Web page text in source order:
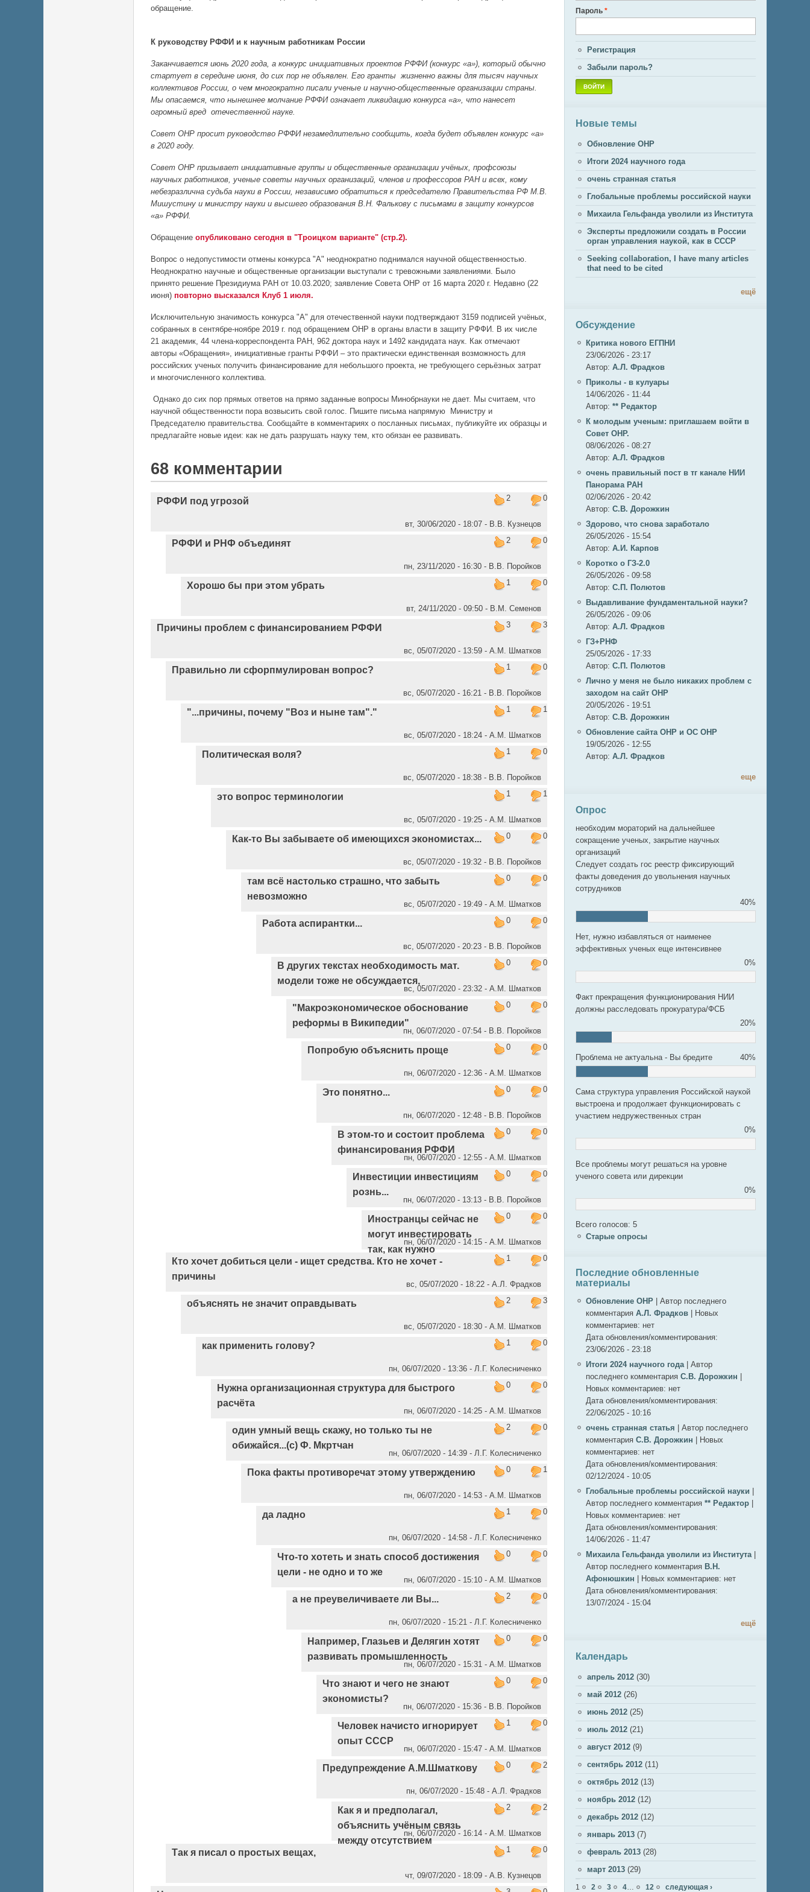
обращение.
К руководству РФФИ и к научным работникам России
Заканчивается июнь 2020 года, а конкурс инициативных проектов РФФИ (конкурс «а»), который обычно
стартует в середине июня, до сих пор не объявлен. Его гранты жизненно важны для тысяч научных
коллективов России, о чем многократно писали ученые и научно-общественные организации страны.
Мы опасаемся, что нынешнее молчание РФФИ означает ликвидацию конкурса «а», что нанесет
огромный вред отечественной науке.
Совет ОНР просит руководство РФФИ незамедлительно сообщить, когда будет объявлен конкурс «а»
в 2020 году.
Совет ОНР призывает инициативные группы и общественные организации учёных, профсоюзы
научных работников, ученые советы научных организаций, членов и профессоров РАН и всех, кому
небезразлична судьба науки в России, независимо обратиться к председателю Правительства РФ М.В.
Мишустину и министру науки и высшего образования В.Н. Фалькову с письмами в защиту конкурсов
«а» РФФИ.
Обращение опубликовано сегодня в "Троицком варианте" (стр.2).
Вопрос о недопустимости отмены конкурса "А" неоднократно поднимался научной общественностью.
Неоднократно научные и общественные организации выступали с тревожными заявлениями. Было
принято решение Президиума РАН от 10.03.2020; заявление Совета ОНР от 16 марта 2020 г. Недавно (22
июня) повторно высказался Клуб 1 июля.
Исключительную значимость конкурса "А" для отечественной науки подтверждают 3159 подписей учёных,
собранных в сентябре-ноябре 2019 г. под обращением ОНР в органы власти в защиту РФФИ. В их числе
21 академик, 44 члена-корреспондента РАН, 962 доктора наук и 1492 кандидата наук. Как отмечают
авторы «Обращения», инициативные гранты РФФИ – это практически единственная возможность для
российских ученых получить финансирование для небольшого проекта, не требующего серьёзных затрат
и многочисленного коллектива.
Однако до сих пор прямых ответов на прямо заданные вопросы Минобрнауки не дает. Мы считаем, что
научной общественности пора возвысить свой голос. Пишите письма напрямую Министру и
Председателю правительства. Сообщайте в комментариях о посланных письмах, публикуйте их образцы и
предлагайте новые идеи: как не дать разрушать науку тем, кто обязан ее развивать.
68 комментарии
2 0
РФФИ под угрозой
вт, 30/06/2020 - 18:07 - В.В. Кузнецов
2
0
РФФИ и РНФ объединят
пн, 23/11/2020 - 16:30 - В.В. Поройков
1
0
Хорошо бы при этом убрать
вт, 24/11/2020 - 09:50 - В.М. Семенов
3
3
Причины проблем с финансированием РФФИ
вс, 05/07/2020 - 13:59 - А.М. Шматков
1
0
Правильно ли сфорпмулирован вопрос?
вс, 05/07/2020 - 16:21 - В.В. Поройков
1
1
"...причины, почему "Воз и ныне там"."
вс, 05/07/2020 - 18:24 - А.М. Шматков
1
0
Политическая воля?
вс, 05/07/2020 - 18:38 - В.В. Поройков
1
1
это вопрос терминологии
вс, 05/07/2020 - 19:25 - А.М. Шматков
0
0
Как-то Вы забываете об имеющихся экономистах...
вс, 05/07/2020 - 19:32 - В.В. Поройков
0
0
там всё настолько страшно, что забыть
невозможно
вс, 05/07/2020 - 19:49 - А.М. Шматков
0
0
Работа аспирантки...
вс, 05/07/2020 - 20:23 - В.В. Поройков
0
0
В других текстах необходимость мат.
модели тоже не обсуждается,
вс, 05/07/2020 - 23:32 - А.М. Шматков
0
0
"Макроэкономическое обоснование
реформы в Википедии"
пн, 06/07/2020 - 07:54 - В.В. Поройков
0
0
Попробую объяснить проще
пн, 06/07/2020 - 12:36 - А.М. Шматков
0
0
Это понятно...
пн, 06/07/2020 - 12:48 - В.В. Поройков
0
0
В этом-то и состоит проблема
финансирования РФФИ
пн, 06/07/2020 - 12:55 - А.М. Шматков
0
0
Инвестиции инвестициям
рознь...
пн, 06/07/2020 - 13:13 - В.В. Поройков
0
0
Иностранцы сейчас не
могут инвестировать
так, как нужно
пн, 06/07/2020 - 14:15 - А.М. Шматков
1
0
Кто хочет добиться цели - ищет средства. Кто не хочет -
причины
вс, 05/07/2020 - 18:22 - А.Л. Фрадков
2
3
объяснять не значит оправдывать
вс, 05/07/2020 - 18:30 - А.М. Шматков
1
0
как применить голову?
пн, 06/07/2020 - 13:36 - Л.Г. Колесниченко
0
0
Нужна организационная структура для быстрого
расчёта
пн, 06/07/2020 - 14:25 - А.М. Шматков
2
0
один умный вещь скажу, но только ты не
обижайся...(с) Ф. Мкртчан
пн, 06/07/2020 - 14:39 - Л.Г. Колесниченко
0
1
Пока факты противоречат этому утверждению
пн, 06/07/2020 - 14:53 - А.М. Шматков
1
0
да ладно
пн, 06/07/2020 - 14:58 - Л.Г. Колесниченко
0
0
Что-то хотеть и знать способ достижения
цели - не одно и то же
пн, 06/07/2020 - 15:10 - А.М. Шматков
2
0
а не преувеличиваете ли Вы...
пн, 06/07/2020 - 15:21 - Л.Г. Колесниченко
0
0
Например, Глазьев и Делягин хотят
развивать промышленность
пн, 06/07/2020 - 15:31 - А.М. Шматков
0
0
Что знают и чего не знают
экономисты?
пн, 06/07/2020 - 15:36 - В.В. Поройков
1
0
Человек начисто игнорирует
опыт СССР
пн, 06/07/2020 - 15:47 - А.М. Шматков
0
2
Предупреждение А.М.Шматкову
пн, 06/07/2020 - 15:48 - А.Л. Фрадков
2
2
Как я и предполагал,
объяснить учёным связь
между отсутствием
пн, 06/07/2020 - 16:14 - А.М. Шматков
1
0
Так я писал о простых вещах,
чт, 09/07/2020 - 18:09 - А.В. Кузнецов
Пароль *
Регистрация
Забыли пароль?
Новые темы
Обновление ОНР
Итоги 2024 научного года
очень странная статья
Глобальные проблемы российской науки
Михаила Гельфанда уволили из Института
Эксперты предложили создать в России
орган управления наукой, как в СССР
Seeking collaboration, I have many articles
that need to be cited
ещё
Обсуждение
Критика нового ЕГПНИ
23/06/2026 - 23:17
Автор: А.Л. Фрадков
Приколы - в кулуары
14/06/2026 - 11:44
Автор: ** Редактор
К молодым ученым: приглашаем войти в
Совет ОНР.
08/06/2026 - 08:27
Автор: А.Л. Фрадков
очень правильный пост в тг канале НИИ
Панорама РАН
02/06/2026 - 20:42
Автор: С.В. Дорожкин
Здорово, что снова заработало
26/05/2026 - 15:54
Автор: А.И. Карпов
Коротко о ГЗ-2.0
26/05/2026 - 09:58
Автор: C.П. Полютов
Выдавливание фундаментальной науки?
26/05/2026 - 09:06
Автор: А.Л. Фрадков
ГЗ+РНФ
25/05/2026 - 17:33
Автор: C.П. Полютов
Лично у меня не было никаких проблем с
заходом на сайт ОНР
20/05/2026 - 19:51
Автор: С.В. Дорожкин
Обновление сайта ОНР и ОС ОНР
19/05/2026 - 12:55
Автор: А.Л. Фрадков
еще
Опрос
необходим мораторий на дальнейшее
сокращение ученых, закрытие научных
организаций
Следует создать гос реестр фиксирующий
факты доведения до увольнения научных
сотрудников
40%
Нет, нужно избавляться от наименее
эффективных ученых еще интенсивнее
0%
Факт прекращения функционирования НИИ
должны расследовать прокуратура/ФСБ
20%
Проблема не актуальна - Вы бредите 40%
Сама структура управления Российской наукой
выстроена и продолжает функционировать с
участием недружественных стран
0%
Все проблемы могут решаться на уровне
ученого совета или дирекции
0%
Всего голосов: 5
Старые опросы
Последние обновленные
материалы
Обновление ОНР
Автор последнего
комментария А.Л. Фрадков
Новых
комментариев: нет
Дата обновления/комментирования:
23/06/2026 - 23:18
Итоги 2024 научного года
Автор
последнего комментария С.В. Дорожкин
Новых комментариев: нет
Дата обновления/комментирования:
22/06/2025 - 10:16
очень странная статья
Автор последнего
комментария С.В. Дорожкин
Новых
комментариев: нет
Дата обновления/комментирования:
02/12/2024 - 10:05
Глобальные проблемы российской науки
Автор последнего комментария ** Редактор
Новых комментариев: нет
Дата обновления/комментирования:
14/06/2026 - 11:47
Михаила Гельфанда уволили из Института
Автор последнего комментария В.Н.
Афонюшкин
Новых комментариев: нет
Дата обновления/комментирования:
13/07/2024 - 15:04
ещё
Календарь
апрель 2012 (30)
май 2012 (26)
июнь 2012 (25)
июль 2012 (21)
август 2012 (9)
сентябрь 2012 (11)
октябрь 2012 (13)
ноябрь 2012 (12)
декабрь 2012 (12)
январь 2013 (7)
февраль 2013 (28)
март 2013 (29)
Страницы
1 2 3 4 12 следующая ›